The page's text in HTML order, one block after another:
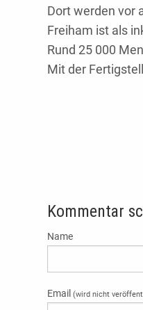
Dort werden vor
Freiham ist als
Rund 25 000
Mit der
Kommentar
Name
Email (wird nicht